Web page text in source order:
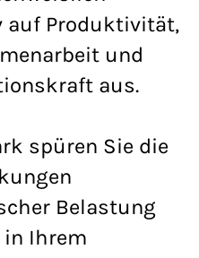
auf Produktivität,
und
aus.
spüren Sie die
Belastung
Ihrem